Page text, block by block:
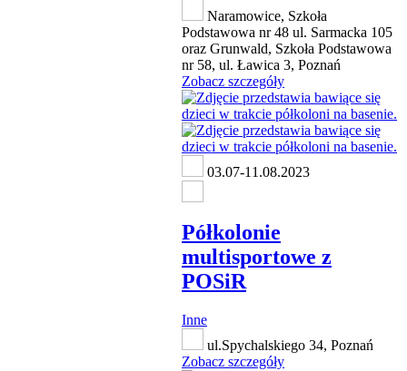
Naramowice, Szkoła
Podstawowa nr 48 ul. Sarmacka 105
oraz Grunwald, Szkoła Podstawowa
nr 58, ul. Ławica 3, Poznań
Zobacz szczegóły
03.07-11.08.2023
Półkolonie
multisportowe z
POSiR
Inne
ul.Spychalskiego 34, Poznań
Zobacz szczegóły